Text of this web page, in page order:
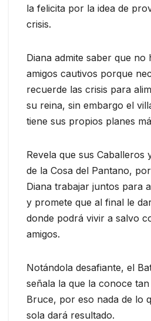
la felicita por la idea de
crisis.
Diana admite saber que no
amigos cautivos porque
recuerde las crisis para
su reina, sin embargo el
tiene sus propios planes
Revela que sus Caballeros
de la Cosa del Pantano,
Diana trabajar juntos para
y promete que al final le
donde podrá vivir a salvo
amigos.
Notándola desafiante, el
señala la que la conoce
Bruce, por eso nada de lo
sola dará resultado.